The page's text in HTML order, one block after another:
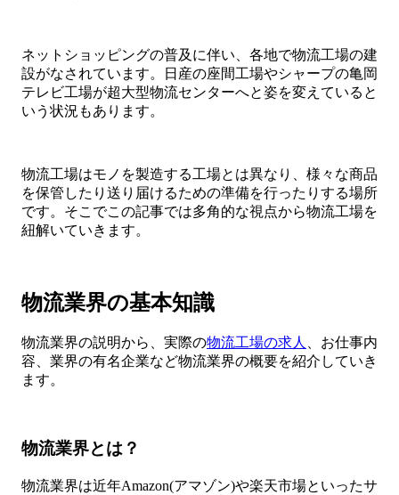
ネットショッピングの普及に伴い、各地で物流工場の建
設がなされています。日産の座間工場やシャープの亀岡
テレビ工場が超大型物流センターへと姿を変えていると
いう状況もあります。
物流工場はモノを製造する工場とは異なり、様々な商品
を保管したり送り届けるための準備を行ったりする場所
です。そこでこの記事では多角的な視点から物流工場を
紐解いていきます。
物流業界の基本知識
物流業界の説明から、実際の物流工場の求人 、お仕事内
容、業界の有名企業など物流業界の概要を紹介していき
ます。
物流業界とは？
物流業界は近年Amazon(アマゾン)や楽天市場といったサ